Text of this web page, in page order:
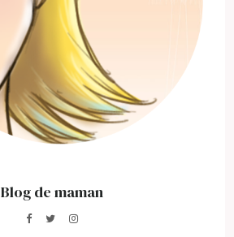
Blog de maman